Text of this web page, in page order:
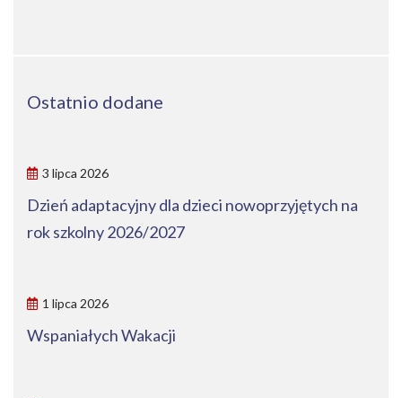
Ostatnio dodane
3 lipca 2026
Dzień adaptacyjny dla dzieci nowoprzyjętych na
rok szkolny 2026/2027
1 lipca 2026
Wspaniałych Wakacji